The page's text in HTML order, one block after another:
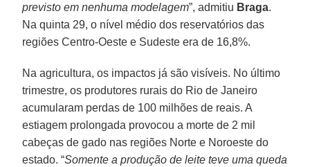
previsto em nenhuma modelagem”, admitiu Braga.
Na quinta 29, o nível médio dos reservatórios das
regiões Centro-Oeste e Sudeste era de 16,8%.
Na agricultura, os impactos já são visíveis. No último
trimestre, os produtores rurais do Rio de Janeiro
acumularam perdas de 100 milhões de reais. A
estiagem prolongada provocou a morte de 2 mil
cabeças de gado nas regiões Norte e Noroeste do
estado. “Somente a produção de leite teve uma queda